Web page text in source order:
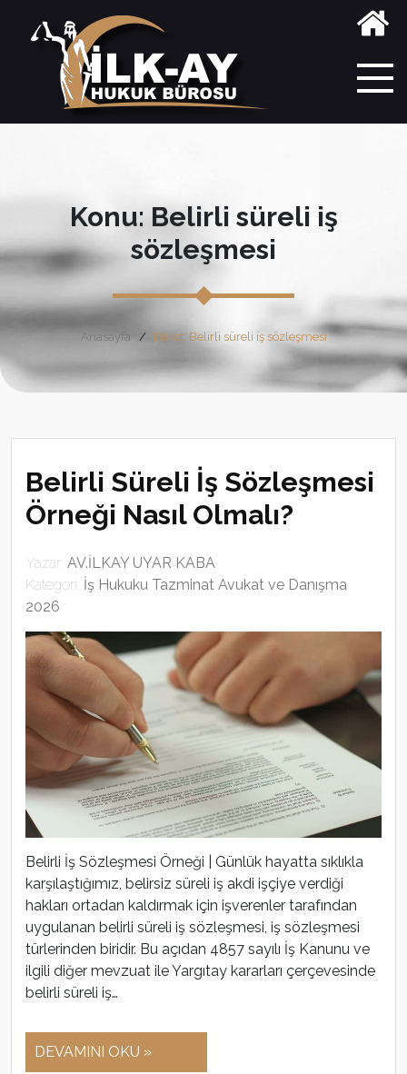
Konu: Belirli süreli iş
sözleşmesi
Anasayfa Etiket: Belirli süreli iş sözleşmesi
Belirli Süreli İş Sözleşmesi
Örneği Nasıl Olmalı?
Yazar: AV.İLKAY UYAR KABA
Kategori: İş Hukuku Tazminat Avukat ve Danışma
2026
Belirli İş Sözleşmesi Örneği | Günlük hayatta sıklıkla
karşılaştığımız, belirsiz süreli iş akdi işçiye verdiği
hakları ortadan kaldırmak için işverenler tarafından
uygulanan belirli süreli iş sözleşmesi, iş sözleşmesi
türlerinden biridir. Bu açıdan 4857 sayılı İş Kanunu ve
ilgili diğer mevzuat ile Yargıtay kararları çerçevesinde
belirli süreli iş…
DEVAMINI OKU »